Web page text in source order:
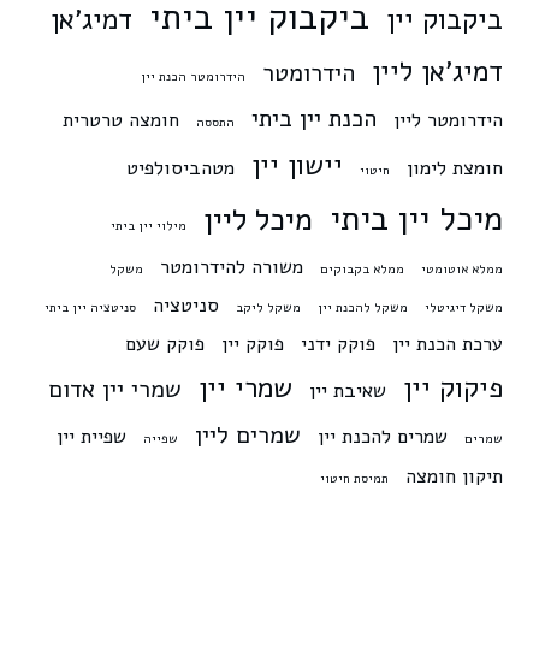
ביקבוק יין ביקבוק יין ביתי דמיג'אן
דמיג'אן ליין הידרומטר הידרומטר הכנת יין
הידרומטר ליין הכנת יין ביתי התססה
חומצה טרטרית
חומצת לימון
חיטוי יישון יין מטהביסולפיט
מיכל יין ביתי מיכל ליין מילוי יין ביתי
ממלא אוטומטי ממלא בקבוקים משורה להידרומטר משקל
משקל דיגיטלי משקל להכנת יין משקל ליקב סניטציה סניטציה יין ביתי
ערכת הכנת יין פוקק ידני פוקק יין פוקק שעם
פיקוק יין שאיבת יין שמרי יין שמרי יין אדום
שמרים שמרים להכנת יין שמרים ליין שפייה
שפיית יין
תיקון חומצה
תמיסת חיטוי